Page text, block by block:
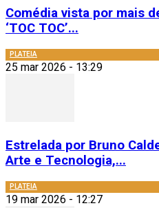
Comédia vista por mais
‘TOC TOC’...
PLATEIA
25 mar 2026 - 13:29
Estrelada por Bruno
Arte e Tecnologia,...
PLATEIA
19 mar 2026 - 12:27